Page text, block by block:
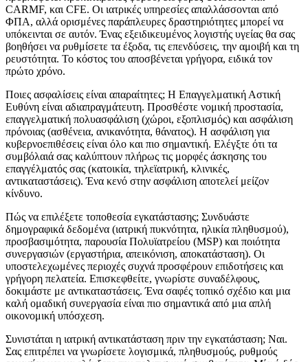
CARMF, και CFE. Οι ιατρικές υπηρεσίες απαλλάσσονται από
ΦΠΑ, αλλά ορισμένες παράπλευρες δραστηριότητες μπορεί να
υπόκεινται σε αυτόν. Ένας εξειδικευμένος λογιστής υγείας θα σας
βοηθήσει να ρυθμίσετε τα έξοδα, τις επενδύσεις, την αμοιβή και τη
ρευστότητα. Το κόστος του αποσβένεται γρήγορα, ειδικά τον
πρώτο χρόνο.
Ποιες ασφαλίσεις είναι απαραίτητες; Η Επαγγελματική Αστική
Ευθύνη είναι αδιαπραγμάτευτη. Προσθέστε νομική προστασία,
επαγγελματική πολυασφάλιση (χώροι, εξοπλισμός) και ασφάλιση
πρόνοιας (ασθένεια, ανικανότητα, θάνατος). Η ασφάλιση για
κυβερνοεπιθέσεις είναι όλο και πιο σημαντική. Ελέγξτε ότι τα
συμβόλαιά σας καλύπτουν πλήρως τις μορφές άσκησης του
επαγγέλματός σας (κατοικία, τηλεϊατρική, κλινικές,
αντικαταστάσεις). Ένα κενό στην ασφάλιση αποτελεί μείζον
κίνδυνο.
Πώς να επιλέξετε τοποθεσία εγκατάστασης; Συνδυάστε
δημογραφικά δεδομένα (ιατρική πυκνότητα, ηλικία πληθυσμού),
προσβασιμότητα, παρουσία Πολυϊατρείου (MSP) και ποιότητα
συνεργασιών (εργαστήρια, απεικόνιση, αποκατάσταση). Οι
υποστελεχωμένες περιοχές συχνά προσφέρουν επιδοτήσεις και
γρήγορη πελατεία. Επισκεφθείτε, γνωρίστε συναδέλφους,
δοκιμάστε με αντικαταστάσεις. Ένα σαφές τοπικό σχέδιο και μια
καλή ομαδική συνεργασία είναι πιο σημαντικά από μια απλή
οικονομική υπόσχεση.
Συνιστάται η ιατρική αντικατάσταση πριν την εγκατάσταση; Ναι.
Σας επιτρέπει να γνωρίσετε λογισμικά, πληθυσμούς, ρυθμούς